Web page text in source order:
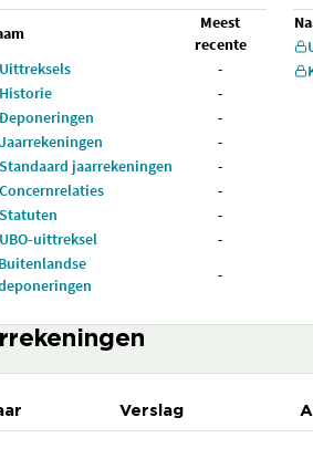
Meest
recente
Uittreksels
-
Historie
-
Deponeringen
-
Jaarrekeningen
-
Standaard jaarrekeningen
-
Concernrelaties
-
Statuten
-
UBO-uittreksel
-
Buitenlandse
-
Verslag